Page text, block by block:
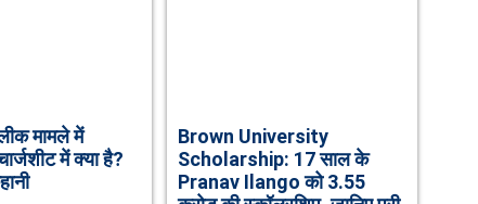
मामले में
में क्या है?
Brown University
Scholarship: 17 साल के
Pranav Ilango को 3.55